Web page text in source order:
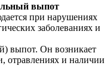
выпот
при нарушениях
заболеваниях и
выпот. Он возникает
отравлениях и наличии